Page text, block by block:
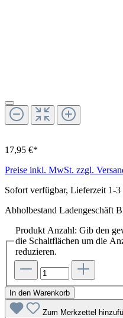
17,95 €*
Preise inkl. MwSt. zzgl.
Sofort verfügbar, Lieferzeit 1-
Abholbestand Ladengeschäft
Produkt Anzahl: Gib den
die Schaltflächen um die
reduzieren.
In den Warenkorb
Zum Merkzettel